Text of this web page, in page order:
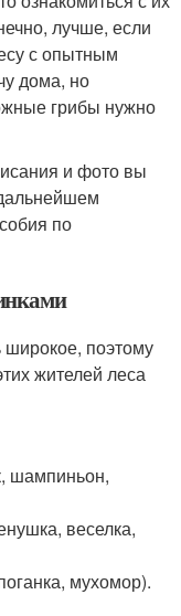
лучше, если
с опытным
дома, но
грибы нужно
и фото вы
по
широкое, поэтому
жителей леса
шампиньон,
веселка,
мухомор).